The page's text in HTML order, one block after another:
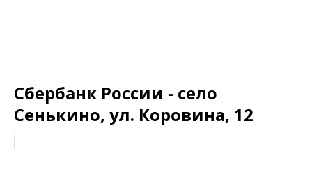
Сбербанк России - село
Сенькино, ул. Коровина, 12